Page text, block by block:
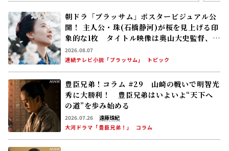
朝ドラ「ブラッサム」ポスタービジュアル公
開！ 主人公・珠(石橋静河)が桜を見上げる印
象的な1枚 タイトル映像は奥山大史監督、語
りは三條雅幸アナ 2026年度後期放送
2026.08.07
連続テレビ小説「ブラッサム」
トピック
豊臣兄弟！コラム #29 山崎の戦いで明智光
秀に大勝利！ 豊臣兄弟はいよいよ“天下へ
の道”を歩み始める
2026.07.26
遠藤珠紀
大河ドラマ「豊臣兄弟！」
コラム